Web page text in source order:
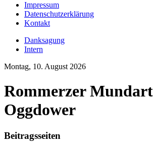
Impressum
Datenschutzerklärung
Kontakt
Danksagung
Intern
Montag, 10. August 2026
Rommerzer
Oggdower
Beitragsseiten